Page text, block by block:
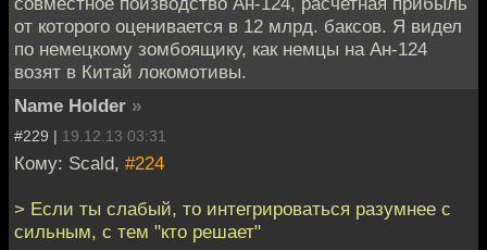
от которого оценивается в 12 млрд. баксов. Я видел
по немецкому зомбоящику, как немцы на Ан-124
возят в Китай локомотивы.
Name Holder »
#229 | 19.12.13 03:31
Кому: Scald, #224
> Если ты слабый, то интегрироваться разумнее с
сильным, с тем "кто решает"